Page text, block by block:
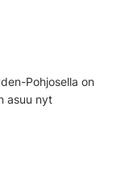
Pohjosella on
asuu nyt